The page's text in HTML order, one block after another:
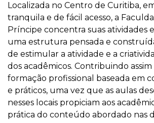
Localizada no Centro de Curitiba,
tranquila e de fácil acesso, a
Príncipe concentra suas atividades
uma estrutura pensada e
de estimular a atividade e a
dos acadêmicos. Contribuindo
formação profissional baseada em
e práticos, uma vez que as aulas
nesses locais propiciam aos
prática do conteúdo abordado nas